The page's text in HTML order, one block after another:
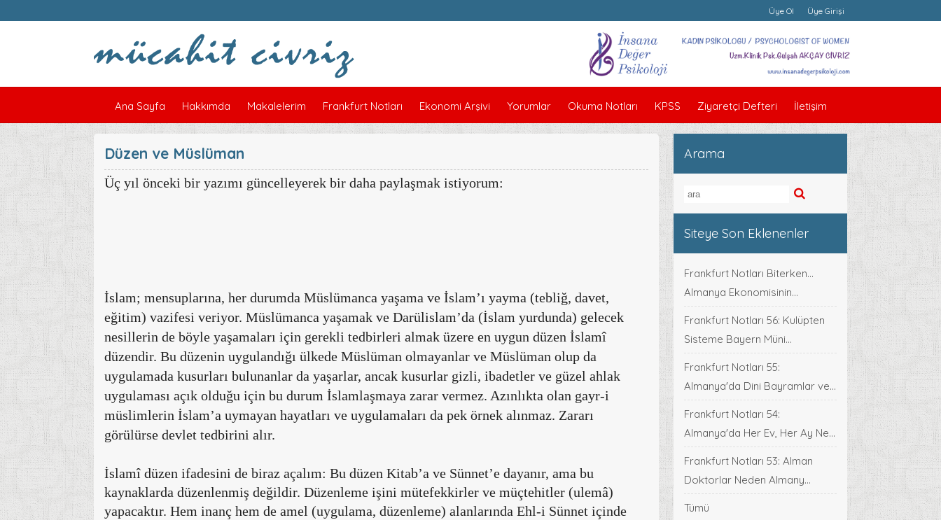
Üye Ol Üye Girişi
Ana Sayfa Hakkımda Makalelerim Frankfurt Notları Ekonomi Arşivi Yorumlar Okuma Notları KPSS Ziyaretçi Defteri İletişim
Düzen ve Müslüman
Üç yıl önceki bir yazımı güncelleyerek bir daha paylaşmak istiyorum:
İslam; mensuplarına, her durumda Müslümanca yaşama ve İslam’ı yayma (tebliğ, davet,
eğitim) vazifesi veriyor. Müslümanca yaşamak ve Darülislam’da (İslam yurdunda) gelecek
nesillerin de böyle yaşamaları için gerekli tedbirleri almak üzere en uygun düzen İslamî
düzendir. Bu düzenin uygulandığı ülkede Müslüman olmayanlar ve Müslüman olup da
uygulamada kusurları bulunanlar da yaşarlar, ancak kusurlar gizli, ibadetler ve güzel ahlak
uygulaması açık olduğu için bu durum İslamlaşmaya zarar vermez. Azınlıkta olan gayr-i
müslimlerin İslam’a uymayan hayatları ve uygulamaları da pek örnek alınmaz. Zararı
görülürse devlet tedbirini alır.
İslamî düzen ifadesini de biraz açalım: Bu düzen Kitab’a ve Sünnet’e dayanır, ama bu
kaynaklarda düzenlenmiş değildir. Düzenleme işini mütefekkirler ve müçtehitler (ulemâ)
yapacaktır. Hem inanç hem de amel (uygulama, düzenleme) alanlarında Ehl-i Sünnet içinde
Arama
Siteye Son Eklenenler
Frankfurt Notları Biterken...
Almanya Ekonomisinin...
Frankfurt Notları 56: Kulüpten
Sisteme Bayern Müni...
Frankfurt Notları 55:
Almanya'da Dini Bayramlar ve...
Frankfurt Notları 54:
Almanya'da Her Ev, Her Ay Ne...
Frankfurt Notları 53: Alman
Doktorlar Neden Almany...
Tümü